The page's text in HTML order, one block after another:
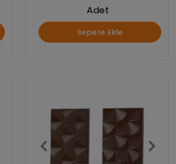
Adet
Sepete Ekle